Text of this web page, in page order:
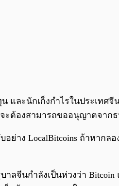
ะนักเก็งกำไรในประเทศจี
ต้องสามารถขออนุญาตจาก
าง LocalBitcoins ถ้าหาก
ลจีนกำลังเป็นห่วงว่า